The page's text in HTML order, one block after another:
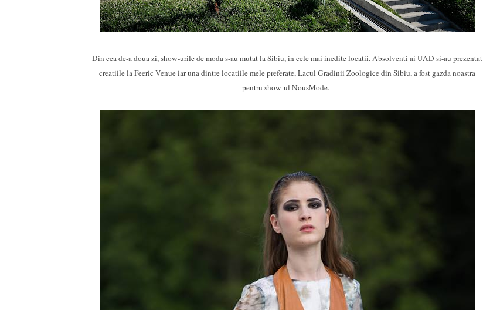
Din cea de-a doua zi, show-urile de moda s-au mutat la Sibiu, in cele mai inedite locatii. Absolventi ai UAD si-au prezentat
creatiile la Feeric Venue iar una dintre locatiile mele preferate, Lacul Gradinii Zoologice din Sibiu, a fost gazda noastra
pentru show-ul NousMode.